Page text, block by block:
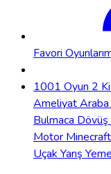
Favori
1001 Oyun 2
AmeliyatAraba
Bulmaca Dövüş
Motor Minecraft
Uçak Yarış